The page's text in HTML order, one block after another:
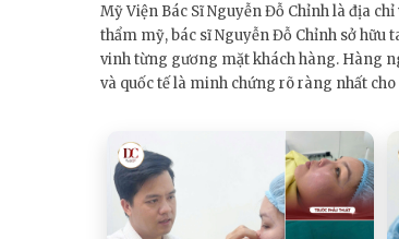
Mỹ Viện Bác Sĩ Nguyễn Đỗ Chỉnh là địa
thẩm mỹ, bác sĩ Nguyễn Đỗ Chỉnh sở hữu
vinh từng gương mặt khách hàng. Hàng
và quốc tế là minh chứng rõ ràng nhất